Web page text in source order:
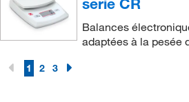
Balances
adaptées à la pesée
1 2 3